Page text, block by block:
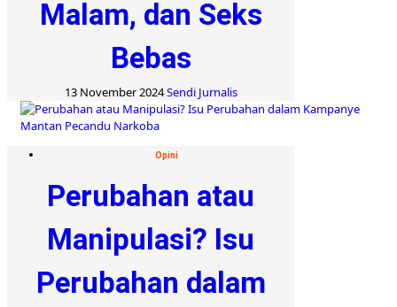
Malam, dan Seks
Bebas
13 November 2024Sendi Jurnalis
Opini
Perubahan atau
Manipulasi? Isu
Perubahan dalam